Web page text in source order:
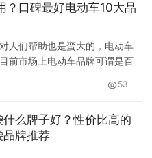
？口碑最好电动车10大品
人们帮助也是蛮大的，电动车
前市场上电动车品牌可谓是百
53
什么牌子好？性价比高的
品牌推荐